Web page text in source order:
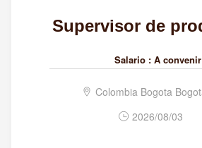
Supervisor de
Salario : A convenir
Colombia Bogota
2026/08/03